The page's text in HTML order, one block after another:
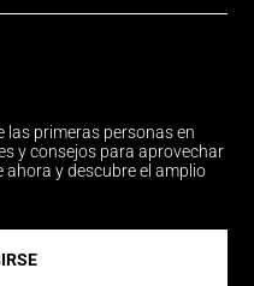
las primeras personas en
y consejos para aprovechar
y descubre el amplio